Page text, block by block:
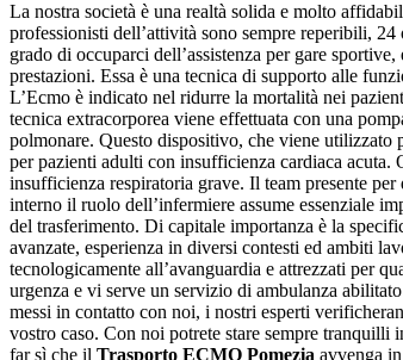
La nostra società è una realtà solida e molto
professionisti dell’attività sono sempre reperibili,
grado di occuparci dell’assistenza per gare
prestazioni. Essa è una tecnica di supporto alle
L’Ecmo è indicato nel ridurre la mortalità nei
tecnica extracorporea viene effettuata con una
polmonare. Questo dispositivo, che viene utilizzato
per pazienti adulti con insufficienza cardiaca
insufficienza respiratoria grave. Il team presente
interno il ruolo dell’infermiere assume essenziale
del trasferimento. Di capitale importanza è la
avanzate, esperienza in diversi contesti ed ambiti
tecnologicamente all’avanguardia e attrezzati per
urgenza e vi serve un servizio di ambulanza
messi in contatto con noi, i nostri esperti
vostro caso. Con noi potrete stare sempre tranquilli
far sì che il Trasporto ECMO Pomezia avvenga